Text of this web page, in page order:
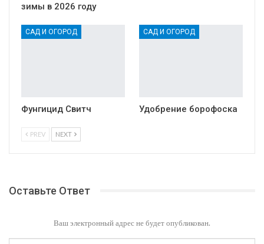
зимы в 2026 году
САД И ОГОРОД
Фунгицид Свитч
САД И ОГОРОД
Удобрение борофоска
PREV NEXT
Оставьте Ответ
Ваш электронный адрес не будет опубликован.